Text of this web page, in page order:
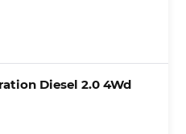
Diesel 2.0 4Wd